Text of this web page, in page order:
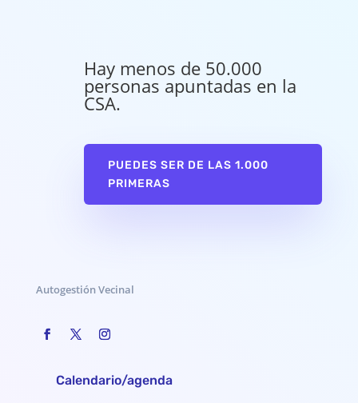
Hay menos de 50.000
personas apuntadas en la
CSA.
PUEDES SER DE LAS 1.000
PRIMERAS
Autogestión Vecinal
Calendario/agenda